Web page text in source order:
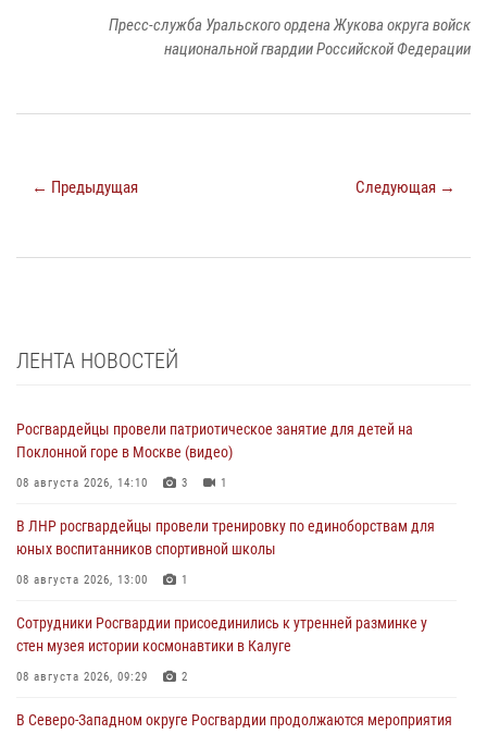
Пресс-служба Уральского ордена Жукова округа войск
национальной гвардии Российской Федерации
← Предыдущая Следующая →
ЛЕНТА НОВОСТЕЙ
Росгвардейцы провели патриотическое занятие для детей на
Поклонной горе в Москве (видео)
08 августа 2026, 14:10 3 1
В ЛНР росгвардейцы провели тренировку по единоборствам для
юных воспитанников спортивной школы
08 августа 2026, 13:00 1
Сотрудники Росгвардии присоединились к утренней разминке у
стен музея истории космонавтики в Калуге
08 августа 2026, 09:29 2
В Северо-Западном округе Росгвардии продолжаются мероприятия